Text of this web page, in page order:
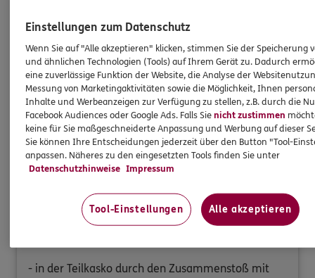
- Zulassungs und Überführungskosten bis 1.000
Euro
zuwählbar
Motorradbekleidung Plus
Wir leisten bei Beschädigung, Zerstörung oder
Totalschaden
- in der Teilkasko durch den Zusammenstoß mit
Einstellungen zum Datenschutz
Wenn Sie auf "Alle akzeptieren" klicken, stimmen Sie der Speicherung
und ähnlichen Technologien (Tools) auf Ihrem Gerät zu. Dadurch
eine zuverlässige Funktion der Website, die Analyse der
Messung von Marketingaktivitäten sowie die Möglichkeit, Ihnen
Inhalte und Werbeanzeigen zur Verfügung zu stellen, z.B. durch die
Facebook Audiences oder Google Ads. Falls Sienicht zustimmen
keine für Sie maßgeschneiderte Anpassung und Werbung auf dieser
Sie können Ihre Entscheidungen jederzeit über den Button "Tool-
anpassen. Näheres zu den eingesetzten Tools finden Sie unter
Datenschutzhinweise Impressum
Tool-Einstellungen Alle akzeptieren